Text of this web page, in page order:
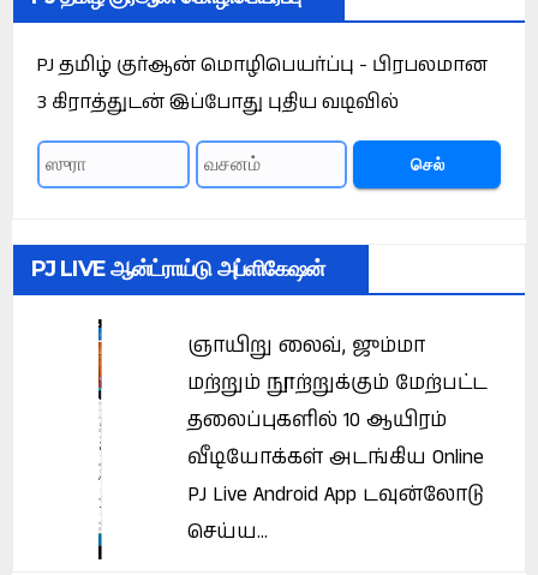
PJ தமிழ் குர்ஆன் மொழிபெயர்ப்பு - பிரபலமான
3 கிராத்துடன் இப்போது புதிய வடிவில்
செல்
PJ LIVE ஆன்ட்ராய்டு அப்ளிகேஷன்
ஞாயிறு லைவ், ஜும்மா
மற்றும் நூற்றுக்கும் மேற்பட்ட
தலைப்புகளில் 10 ஆயிரம்
வீடியோக்கள் அடங்கிய Online
PJ Live Android App டவுன்லோடு
செய்ய...